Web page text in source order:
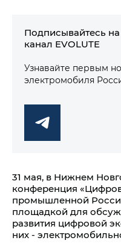
Подписывайтесь
канал EVOLUTE
Узнавайте первым
электромобиля
31 мая, в Нижнем
конференция
промышленной
площадкой для
развития цифровой
них -